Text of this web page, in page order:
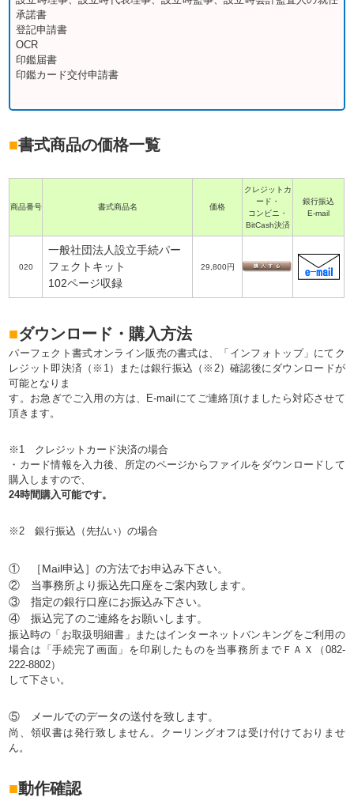
承諾書
登記申請書
OCR
印鑑届書
印鑑カード交付申請書
■書式商品の価格一覧
商品番号 書式商品名 価格
クレジットカ
ード・
コンビニ・
BitCash決済
銀行振込
E-mail
020
一般社団法人設立手続パー
フェクトキット
102ページ収録
29,800円
■ダウンロード・購入方法
パーフェクト書式オンライン販売の書式は、「インフォトップ」にてク
レジット即決済（※1）または銀行振込（※2）確認後にダウンロードが
可能となりま
す。お急ぎでご入用の方は、E-mailにてご連絡頂けましたら対応させて
頂きます。
※1 クレジットカード決済の場合
・カード情報を入力後、所定のページからファイルをダウンロードして
購入しますので、
24時間購入可能です。
※2 銀行振込（先払い）の場合
① ［Mail申込］の方法でお申込み下さい。
② 当事務所より振込先口座をご案内致します。
③ 指定の銀行口座にお振込み下さい。
④ 振込完了のご連絡をお願いします。
振込時の「お取扱明細書」またはインターネットバンキングをご利用の
場合は「手続完了画面」を印刷したものを当事務所までＦＡＸ（082-
222-8802）
して下さい。
⑤ メールでのデータの送付を致します。
尚、領収書は発行致しません。クーリングオフは受け付けておりませ
ん。
■動作確認